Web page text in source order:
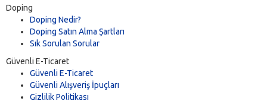
Doping
Doping Nedir?
Doping Satın Alma Şartları
Sık Sorulan Sorular
Güvenli E-Ticaret
Güvenli E-Ticaret
Güvenli Alışveriş İpuçları
Gizlilik Politikası